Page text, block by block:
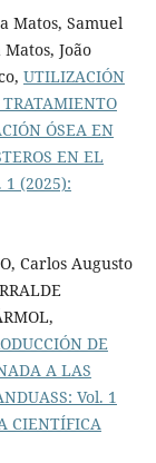
Matos, Samuel
João
UTILIZACIÓN
TRATAMIENTO
ÓSEA EN
EN EL
1 (2025):
Carlos Augusto
DE
A LAS
Vol. 1
CIENTÍFICA